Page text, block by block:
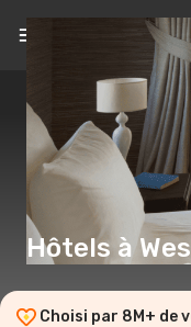
Hôtels à
Choisi par 8M+ de